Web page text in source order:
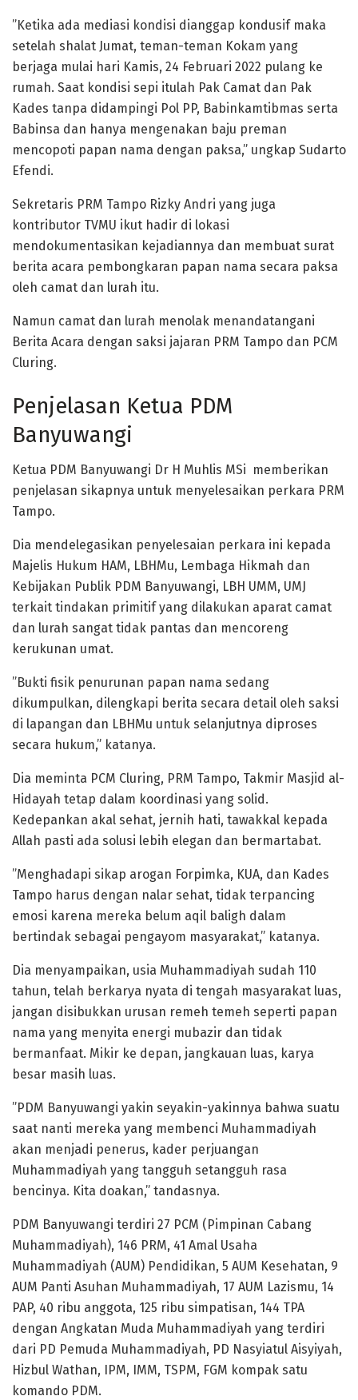
”Ketika ada mediasi kondisi dianggap kondusif maka
setelah shalat Jumat, teman-teman Kokam yang
berjaga mulai hari Kamis, 24 Februari 2022 pulang ke
rumah. Saat kondisi sepi itulah Pak Camat dan Pak
Kades tanpa didampingi Pol PP, Babinkamtibmas serta
Babinsa dan hanya mengenakan baju preman
mencopoti papan nama dengan paksa,” ungkap Sudarto
Efendi.
Sekretaris PRM Tampo Rizky Andri yang juga
kontributor TVMU ikut hadir di lokasi
mendokumentasikan kejadiannya dan membuat surat
berita acara pembongkaran papan nama secara paksa
oleh camat dan lurah itu.
Namun camat dan lurah menolak menandatangani
Berita Acara dengan saksi jajaran PRM Tampo dan PCM
Cluring.
Penjelasan Ketua PDM
Banyuwangi
Ketua PDM Banyuwangi Dr H Muhlis MSi memberikan
penjelasan sikapnya untuk menyelesaikan perkara PRM
Tampo.
Dia mendelegasikan penyelesaian perkara ini kepada
Majelis Hukum HAM, LBHMu, Lembaga Hikmah dan
Kebijakan Publik PDM Banyuwangi, LBH UMM, UMJ
terkait tindakan primitif yang dilakukan aparat camat
dan lurah sangat tidak pantas dan mencoreng
kerukunan umat.
”Bukti fisik penurunan papan nama sedang
dikumpulkan, dilengkapi berita secara detail oleh saksi
di lapangan dan LBHMu untuk selanjutnya diproses
secara hukum,” katanya.
Dia meminta PCM Cluring, PRM Tampo, Takmir Masjid al-
Hidayah tetap dalam koordinasi yang solid.
Kedepankan akal sehat, jernih hati, tawakkal kepada
Allah pasti ada solusi lebih elegan dan bermartabat.
”Menghadapi sikap arogan Forpimka, KUA, dan Kades
Tampo harus dengan nalar sehat, tidak terpancing
emosi karena mereka belum aqil baligh dalam
bertindak sebagai pengayom masyarakat,” katanya.
Dia menyampaikan, usia Muhammadiyah sudah 110
tahun, telah berkarya nyata di tengah masyarakat luas,
jangan disibukkan urusan remeh temeh seperti papan
nama yang menyita energi mubazir dan tidak
bermanfaat. Mikir ke depan, jangkauan luas, karya
besar masih luas.
”PDM Banyuwangi yakin seyakin-yakinnya bahwa suatu
saat nanti mereka yang membenci Muhammadiyah
akan menjadi penerus, kader perjuangan
Muhammadiyah yang tangguh setangguh rasa
bencinya. Kita doakan,” tandasnya.
PDM Banyuwangi terdiri 27 PCM (Pimpinan Cabang
Muhammadiyah), 146 PRM, 41 Amal Usaha
Muhammadiyah (AUM) Pendidikan, 5 AUM Kesehatan, 9
AUM Panti Asuhan Muhammadiyah, 17 AUM Lazismu, 14
PAP, 40 ribu anggota, 125 ribu simpatisan, 144 TPA
dengan Angkatan Muda Muhammadiyah yang terdiri
dari PD Pemuda Muhammadiyah, PD Nasyiatul Aisyiyah,
Hizbul Wathan, IPM, IMM, TSPM, FGM kompak satu
komando PDM.